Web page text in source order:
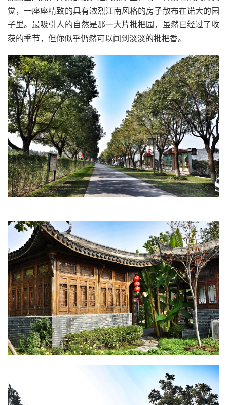
觉，一座座精致的具有浓烈江南风格的房子散布在诺大的园
子里。最吸引人的自然是那一大片枇杷园，虽然已经过了收
获的季节，但你似乎仍然可以闻到淡淡的枇杷香。